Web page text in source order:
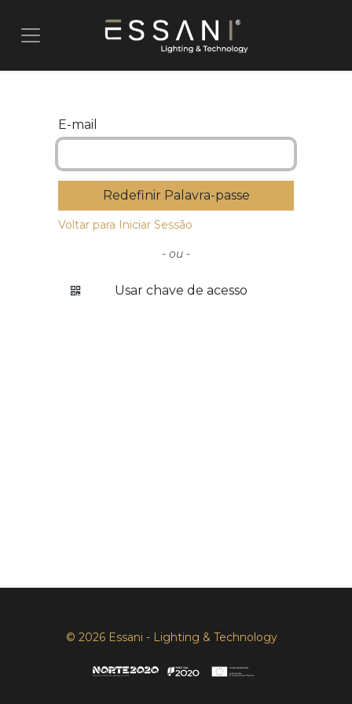
E-mail
Redefinir Palavra-passe
Voltar para Iniciar Sessão
- ou -
Usar chave de acesso
© 2026 Essani - Lighting & Technology